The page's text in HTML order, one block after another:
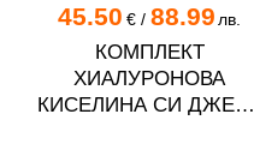
45.50 €/ 88.99 лв.
КОМПЛЕКТ
ХИАЛУРОНОВА
КИСЕЛИНА СИ ДЖЕЛИ